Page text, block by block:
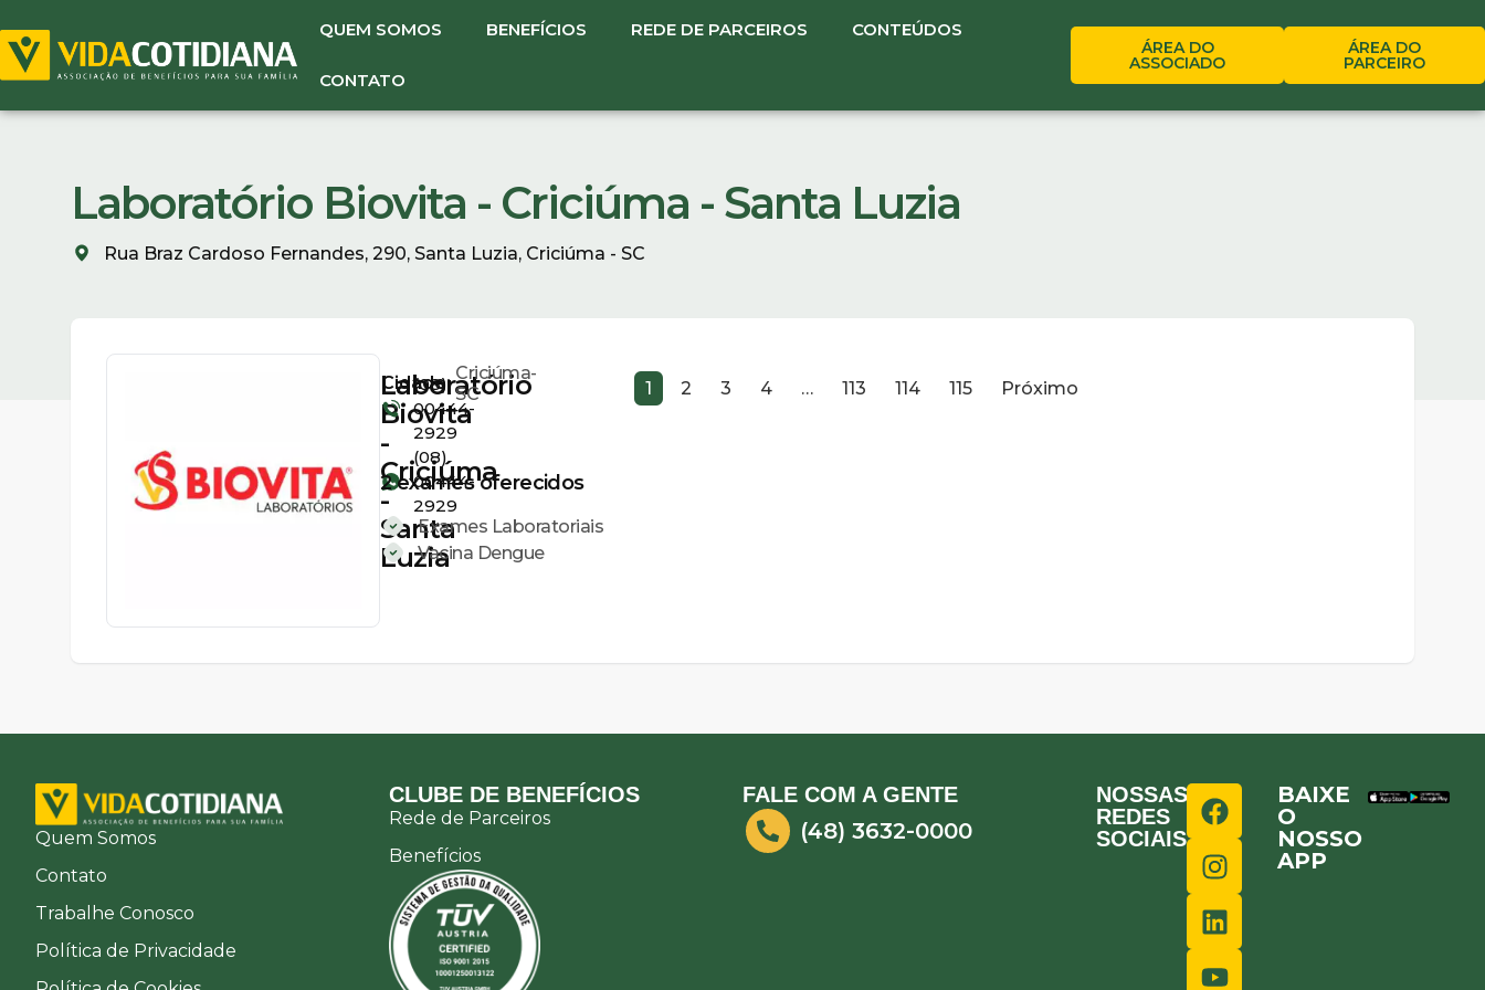
QUEM SOMOS BENEFÍCIOS REDE DE PARCEIROS CONTEÚDOS
CONTATO
ÁREA DO
ASSOCIADO
ÁREA DO
PARCEIRO
Laboratório Biovita - Criciúma - Santa Luzia
Rua Braz Cardoso Fernandes, 290, Santa Luzia, Criciúma - SC
Laboratório
Biovita
-
Criciúma
-
Santa
Luzia
Cidade:Criciúma-
SC
(08)
00444-
2929
(08)
00444-
2929
1 2 3 4 … 113 114 115 Próximo
2exames oferecidos
Exames Laboratoriais
Vacina Dengue
Quem Somos
Contato
Trabalhe Conosco
Política de Privacidade
CLUBE DE BENEFÍCIOS
Rede de Parceiros
Benefícios
FALE COM A GENTE
(48) 3632-0000
NOSSAS
REDES
SOCIAIS
BAIXE
O
NOSSO
APP